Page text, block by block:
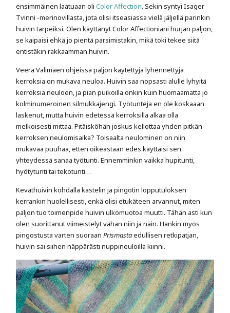
ensimmäinen laatuaan oliColor Affection. Sekin syntyi Isager
Tvinni -merinovillasta, jota olisi itseasiassa vielä jäljellä parinkin
huivin tarpeiksi. Olen käyttänyt Color Affectioniani hurjan paljon,
se kaipaisi ehkä jo pientä parsimistakin, mikä toki tekee siitä
entistäkin rakkaamman huivin.
Veera Välimäen ohjeissa paljon käytettyjä lyhennettyjä
kerroksia on mukava neuloa. Huivin saa nopsasti alulle lyhyitä
kerroksia neuloen, ja pian puikoilla onkin kuin huomaamatta jo
kolminumeroinen silmukkajengi. Työtunteja en ole koskaaan
laskenut, mutta huivin edetessä kerroksilla alkaa olla
melkoisesti mittaa. Pitäisköhän joskus kellottaa yhden pitkän
kerroksen neulomisaika? Toisaalta neulominen on niin
mukavaa puuhaa, etten oikeastaan edes käyttäisi sen
yhteydessä sanaa työtunti. Ennemminkin vaikka hupitunti,
hyötytunti tai tekotunti…
Keväthuivin kohdalla kastelin ja pingotin lopputuloksen
kerrankin huolellisesti, enkä olisi etukäteen arvannut, miten
paljon tuo toimenpide huivin ulkomuotoa muutti. Tähän asti kun
olen suorittanut viimeistelyt vähän niin ja näin. Hankin myös
pingostusta varten suoraanPrismastaedullisen retkipatjan,
huivin sai siihen näppärästi nuppineuloilla kiinni.